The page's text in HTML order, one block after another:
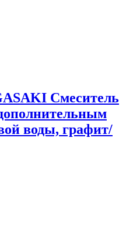
Смеситель
воды, графит/